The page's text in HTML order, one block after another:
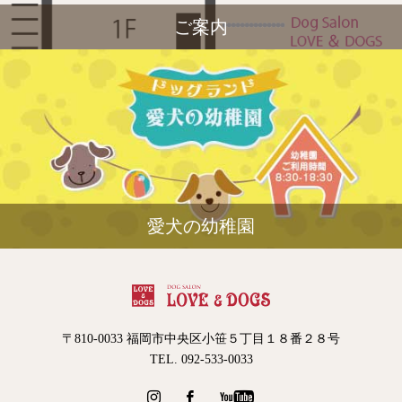
ご案内
愛犬の幼稚園
〒810-0033 福岡市中央区小笹５丁目１８番２８号
TEL. 092-533-0033